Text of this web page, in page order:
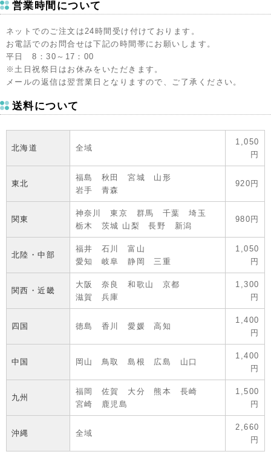
営業時間について
ネットでのご注文は24時間受け付けております。
お電話でのお問合せは下記の時間帯にお願いします。
平日 8：30～17：00
※土日祝祭日はお休みをいただきます。
メールの返信は翌営業日となりますので、ご了承ください。
送料について
北海道 全域
1,050
円
東北
福島 秋田 宮城 山形
岩手 青森
920円
関東
神奈川 東京 群馬 千葉 埼玉
栃木 茨城 山梨 長野 新潟
980円
北陸・中部
福井 石川 富山
愛知 岐阜 静岡 三重
1,050
円
関西・近畿
大阪 奈良 和歌山 京都
滋賀 兵庫
1,300
円
四国 徳島 香川 愛媛 高知
1,400
円
中国 岡山 鳥取 島根 広島 山口
1,400
円
九州
福岡 佐賀 大分 熊本 長崎
宮崎 鹿児島
1,500
円
沖縄 全域
2,660
円